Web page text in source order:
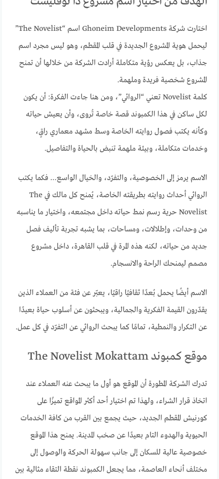
اختارت شركة Ghoneim Developments اسم “The Novelist”
ليحمل هوية المشروع الجديدة في قلب المقطم، وهو ليس مجرد اسم
جذاب، بل يعكس رؤية متكاملة أرادت الشركة من خلالها أن تمنح
المشروع شخصية فريدة وملهمة.
كلمة Novelist تعني “الروائي”، ومن هنا جاءت الفكرة: أن يكون
لكل ساكن في هذا الكمبوند قصة خاصة تُروى، وأن يعيش حياته
وكأنه يكتب فصول روايته الخاصة وسط مشهد معماري راقٍ،
وخدمات متكاملة، وبيئة ملهمة تنبض بالحياة والتفاصيل.
الاسم يرمز إلى الخصوصية، والتفرّد، والخيال الواسع… فكما يكتب
الروائي أحداث روايته بطريقته الخاصة، يُمنح كل مالك في The
Novelist حرية رسم نمط حياته داخل مجتمعه، واختيار ما يناسبه
من وحدات، وإطلالات، ومساحات، بما يشبه تجربة تأليف فصل
جديد من حياته، لكنه هذه المرة في قلب القاهرة، داخل مشروع
مصمم ليمنحك الراحة والانسجام.
الاسم أيضًا يحمل بُعدًا ثقافيًا راقيًا، يعبّر عن فئة من العملاء الذين
يقدّرون القيمة الفكرية والجمالية، ويبحثون عن أسلوب حياة بعيدًا
عن التكرار والنمطية، تمامًا كما يبحث الروائي عن التفرّد في كل عمل.
موقع كمبوند The Novelist Mokattam
تدرك الشركة المطورة أن الموقع هو أول ما يبحث عنه العملاء عند
اتخاذ قرار الشراء، ولهذا تم اختيار أحد أكثر المواقع تميزًا على
كورنيش المقطم الجديد، حيث يجمع بين القرب من كافة الخدمات
الحيوية والهدوء التام بعيدًا عن صخب المدينة. يمنح هذا الموقع
خصوصية عالية للسكان إلى جانب سهولة الحركة والوصول إلى
مختلف أنحاء العاصمة، مما يجعل الكمبوند نقطة التقاء مثالية بين